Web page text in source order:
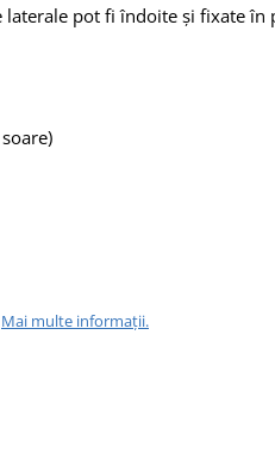
pot fi îndoite și fixate
Mai multe informații.